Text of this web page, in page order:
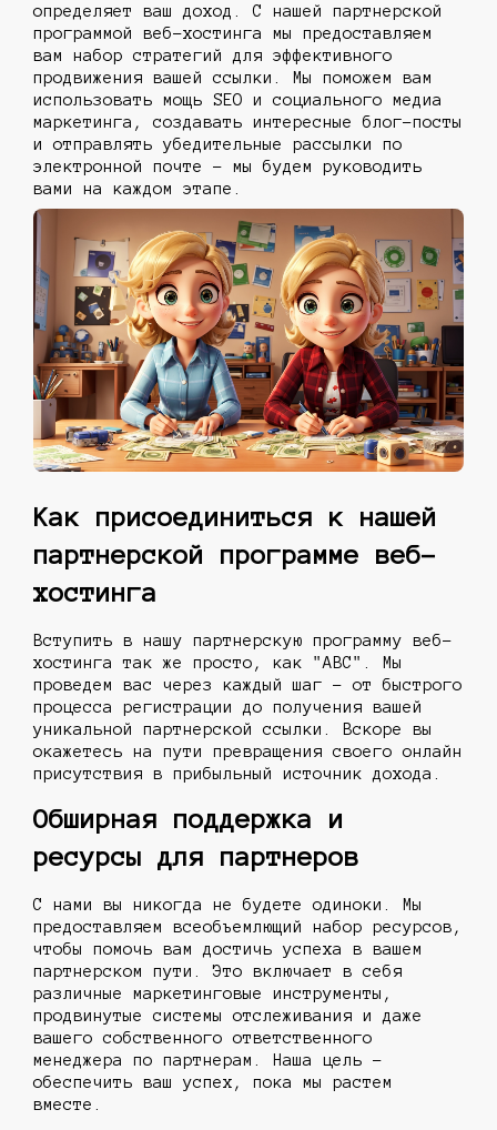
определяет ваш доход. С нашей партнерской
программой веб-хостинга мы предоставляем
вам набор стратегий для эффективного
продвижения вашей ссылки. Мы поможем вам
использовать мощь SEO и социального медиа
маркетинга, создавать интересные блог-посты
и отправлять убедительные рассылки по
электронной почте - мы будем руководить
вами на каждом этапе.
Как присоединиться к нашей
партнерской программе веб-
хостинга
Вступить в нашу партнерскую программу веб-
хостинга так же просто, как "ABC". Мы
проведем вас через каждый шаг - от быстрого
процесса регистрации до получения вашей
уникальной партнерской ссылки. Вскоре вы
окажетесь на пути превращения своего онлайн
присутствия в прибыльный источник дохода.
Обширная поддержка и
ресурсы для партнеров
С нами вы никогда не будете одиноки. Мы
предоставляем всеобъемлющий набор ресурсов,
чтобы помочь вам достичь успеха в вашем
партнерском пути. Это включает в себя
различные маркетинговые инструменты,
продвинутые системы отслеживания и даже
вашего собственного ответственного
менеджера по партнерам. Наша цель -
обеспечить ваш успех, пока мы растем
вместе.